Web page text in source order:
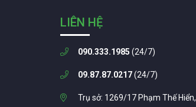
LIÊN HỆ
090.333.1985 (24/7)
09.87.87.0217(24/7)
Trụ sở: 1269/17 Phạm Thế Hiển,